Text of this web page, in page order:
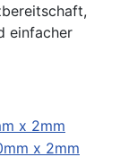
einfacher
x 2mm